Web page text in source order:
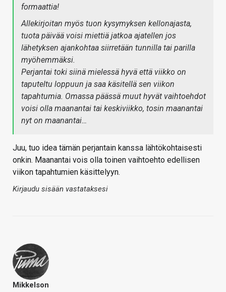
formaattia!
Allekirjoitan myös tuon kysymyksen kellonajasta,
tuota päivää voisi miettiä jatkoa ajatellen jos
lähetyksen ajankohtaa siirretään tunnilla tai parilla
myöhemmäksi.
Perjantai toki siinä mielessä hyvä että viikko on
taputeltu loppuun ja saa käsitellä sen viikon
tapahtumia. Omassa päässä muut hyvät vaihtoehdot
voisi olla maanantai tai keskiviikko, tosin maanantai
nyt on maanantai…
Juu, tuo idea tämän perjantain kanssa lähtökohtaisesti
onkin. Maanantai vois olla toinen vaihtoehto edellisen
viikon tapahtumien käsittelyyn.
Kirjaudu sisään vastataksesi
Mikkelson